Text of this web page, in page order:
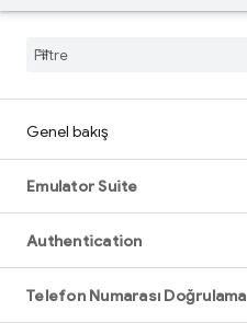
Genel bakış
Emulator Suite
Authentication
Telefon Numarası Doğrulama